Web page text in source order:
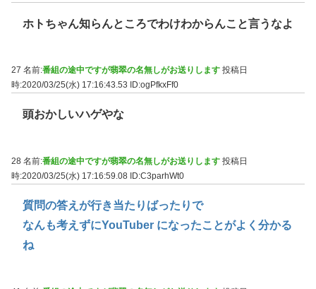
ホトちゃん知らんところでわけわからんこと言うなよ
27 名前:番組の途中ですが翡翠の名無しがお送りします 投稿日
時:2020/03/25(水) 17:16:43.53
ID:ogPfkxFf0
頭おかしいハゲやな
28 名前:番組の途中ですが翡翠の名無しがお送りします 投稿日
時:2020/03/25(水) 17:16:59.08 ID:C3parhWt0
質問の答えが行き当たりばったりで
なんも考えずにYouTuber になったことがよく分かる
ね